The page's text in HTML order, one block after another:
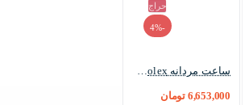
حراج
-4%
ساعت مردانه Rolex استیل صفحه سبز خطی Rolex-7484-G
6,653,000 تومان